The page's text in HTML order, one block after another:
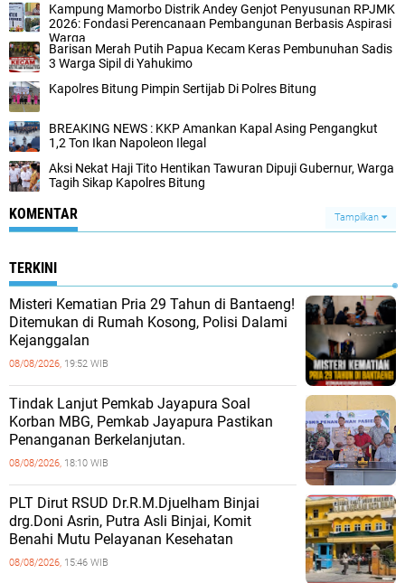
Kampung Mamorbo Distrik Andey Genjot Penyusunan RPJMK
2026: Fondasi Perencanaan Pembangunan Berbasis Aspirasi
Warga
Barisan Merah Putih Papua Kecam Keras Pembunuhan Sadis
3 Warga Sipil di Yahukimo
Kapolres Bitung Pimpin Sertijab Di Polres Bitung
BREAKING NEWS : KKP Amankan Kapal Asing Pengangkut
1,2 Ton Ikan Napoleon Ilegal
Aksi Nekat Haji Tito Hentikan Tawuran Dipuji Gubernur, Warga
Tagih Sikap Kapolres Bitung
KOMENTAR Tampilkan
TERKINI
Misteri Kematian Pria 29 Tahun di Bantaeng!
Ditemukan di Rumah Kosong, Polisi Dalami
Kejanggalan
08/08/2026, 19:52 WIB
Tindak Lanjut Pemkab Jayapura Soal
Korban MBG, Pemkab Jayapura Pastikan
Penanganan Berkelanjutan.
08/08/2026, 18:10 WIB
PLT Dirut RSUD Dr.R.M.Djuelham Binjai
drg.Doni Asrin, Putra Asli Binjai, Komit
Benahi Mutu Pelayanan Kesehatan
08/08/2026, 15:46 WIB